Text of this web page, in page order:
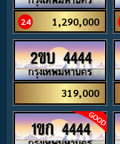
24 1,290,000
2ขบ 4444
319,000
1ขก 4444